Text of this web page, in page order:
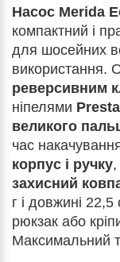
Насос Merida
компактний і
для шосейних
використання.
реверсивним
ніпелями Presta
великого
час
корпус і ручку,
захисний
г і довжині
рюкзак або
Максимальний